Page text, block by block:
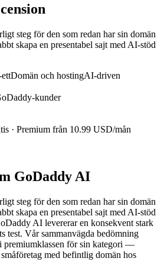
steg för den som redan har sin domän
skapa en presentabel sajt med AI-stöd
Domän och hostingAI-driven
kunder
· Premium från 10.99 USD/mån
GoDaddy AI
steg för den som redan har sin domän
skapa en presentabel sajt med AI-stöd
AI levererar en konsekvent stark
test. Vår sammanvägda bedömning
premiumklassen för sin kategori —
småföretag med befintlig domän hos